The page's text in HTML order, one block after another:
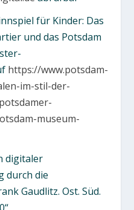
für Kinder: Das
und das Potsdam
https://www.potsdam-
im-stil-der-
museum-
digitaler
durch die
Gaudlitz. Ost. Süd.